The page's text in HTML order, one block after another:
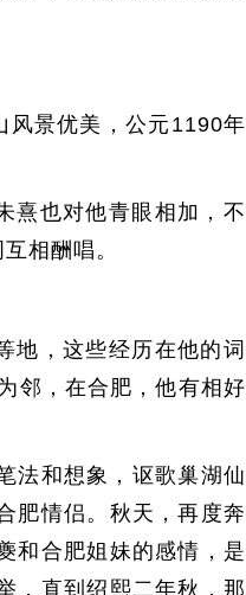
风景优美，公元1190年
熹也对他青眼相加，不
相酬唱。
地，这些经历在他的词
邻，在合肥，他有相好
法和想象，讴歌巢湖仙
肥情侣。秋天，再度奔
和合肥姐妹的感情，是
，直到绍熙二年秋，那